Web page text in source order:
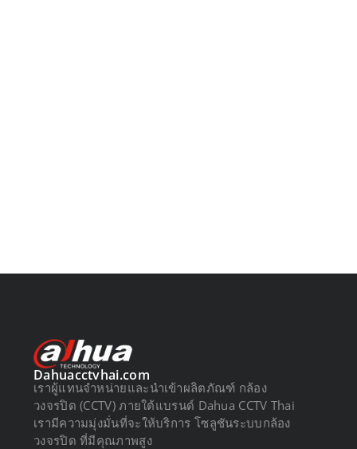
Dahuacctvhai.com
เราผู้แทนจำหน่ายและนำเข้าผลิตภัณฑ์ กล้อง
วงจรปิด (CCTV) ภายใต้แบรนด์ Dahua CCTV Thai
เรามีความมุ่งมั่นที่จะให้บริการ โซลูชันระบบกล้อง
วงจรปิด ที่มีคุณภาพสูง